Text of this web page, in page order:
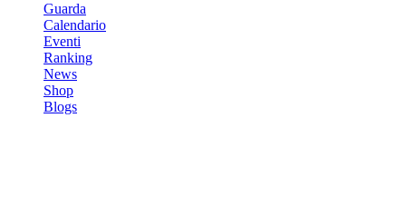
Guarda
Calendario
Eventi
Ranking
News
Shop
Blogs